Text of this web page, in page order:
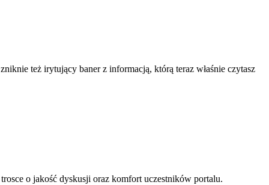
też irytujący baner z informacją, którą teraz właśnie czytasz
o jakość dyskusji oraz komfort uczestników portalu.